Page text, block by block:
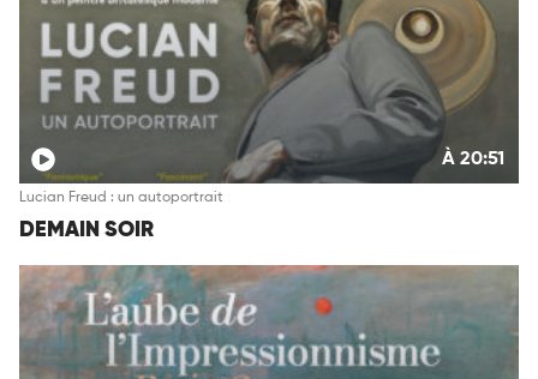
À 20:51
Lucian Freud : un autoportrait
DEMAIN SOIR